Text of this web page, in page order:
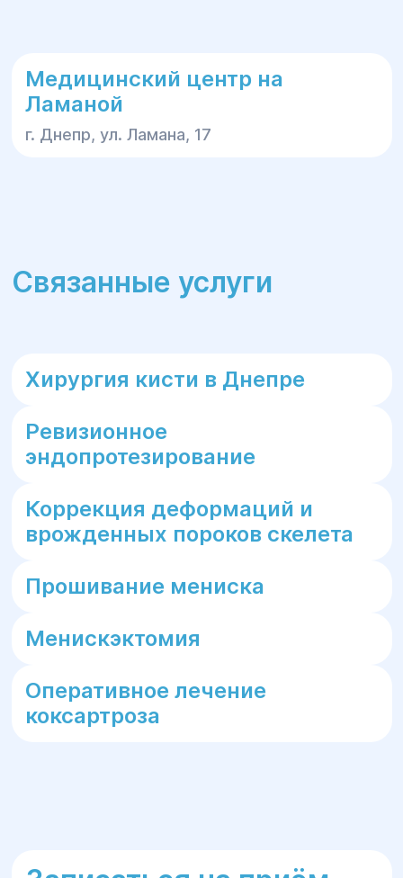
Медицинский центр на
Ламаной
г. Днепр, ул. Ламана, 17
Связанные услуги
Хирургия кисти в Днепре
Ревизионное
эндопротезирование
Коррекция деформаций и
врожденных пороков скелета
Прошивание мениска
Менискэктомия
Оперативное лечение
коксартроза